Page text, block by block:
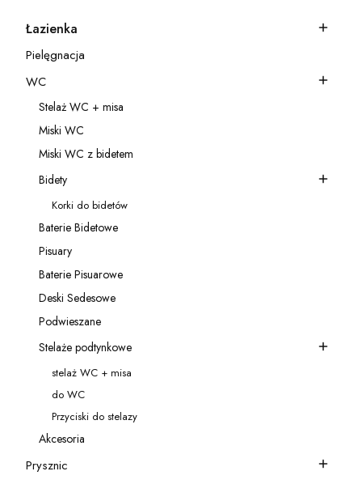
Kategoria - Łazienka
Łazienka
Kategoria - Pielęgnacja
Pielęgnacja
Kategoria - WC
WC
Kategoria - Stelaż WC + misa
Stelaż WC + misa
Kategoria - Miski WC
Miski WC
Kategoria - Miski WC z bidetem
Miski WC z bidetem
Kategoria - Bidety
Bidety
Kategoria - Korki do bidetów
Korki do bidetów
Kategoria - Baterie Bidetowe
Baterie Bidetowe
Kategoria - Pisuary
Pisuary
Kategoria - Baterie Pisuarowe
Baterie Pisuarowe
Kategoria - Deski Sedesowe
Deski Sedesowe
Kategoria - Podwieszane
Podwieszane
Kategoria - Stelaże podtynkowe
Stelaże podtynkowe
Kategoria - stelaż WC + misa
stelaż WC + misa
Kategoria - do WC
do WC
Kategoria - Przyciski do stelazy
Przyciski do stelazy
Kategoria - Akcesoria
Akcesoria
Kategoria - Prysznic
Prysznic